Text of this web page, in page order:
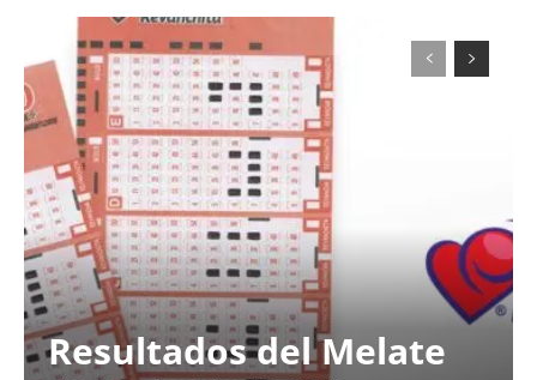
Resultados del Melate